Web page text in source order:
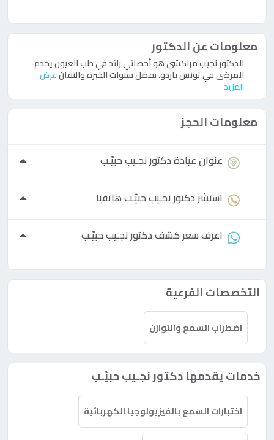
معلومات عن الدكتور
الدكتور نجيب مراكشي هو أخصائي رائد في طب العيون يخدم
المرضى في تونس باردو. بفضل سنوات الخبرة والتفانعرض
المزيد
معلومات الحجز
عنوان عيادةدكتورنجـيب حبيّـب
استشردكتورنجـيب حبيّـب هاتفيا
اعرف سعر كشفدكتورنجـيب حبيّـب
التخصصات الفرعية
اضطراب السمع والتوازن
خدمات يقدمها دكتور نجـيب حبيّـب
اختبارات السمع بالفيزيولوجيا الكهربائية